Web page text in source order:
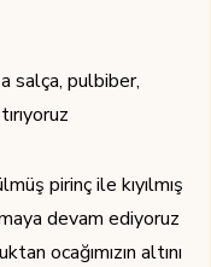
salça, pulbiber,
pirinç ile kıyılmış
devam ediyoruz
ocağımızın altını